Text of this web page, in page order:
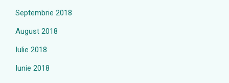
Septembrie 2018
August 2018
Iulie 2018
Iunie 2018